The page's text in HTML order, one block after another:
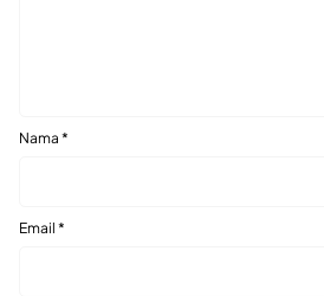
Nama *
Email *